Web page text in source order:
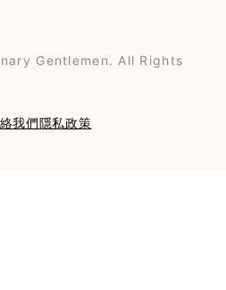
Gentlemen. All Rights
我們隱私政策